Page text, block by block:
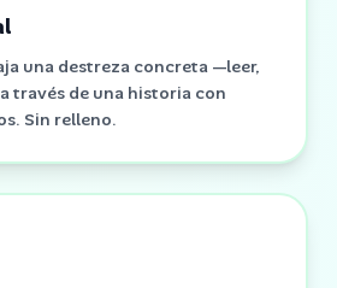
una destreza concreta —leer,
través de una historia con
Sin relleno.